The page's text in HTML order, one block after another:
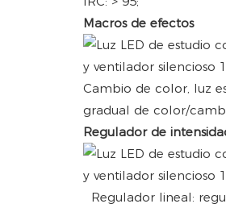
Macros de efectos
Cambio de color, luz
gradual de color/
Regulador de
Regulador lineal: